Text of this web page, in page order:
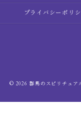
プライバシーポリ
© 2026 群馬のスピリチュ